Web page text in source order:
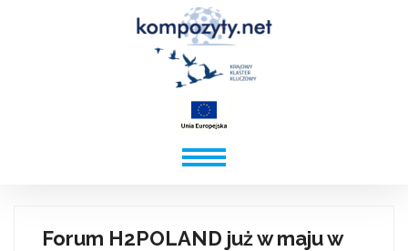
Forum H2POLAND już w maju w